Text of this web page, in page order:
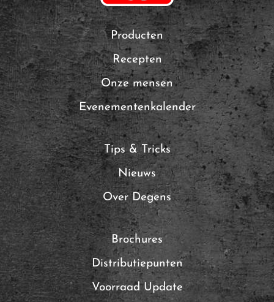
Producten
Recepten
Onze mensen
Evenementenkalender
Tips & Tricks
Nieuws
Over Degens
Brochures
Distributiepunten
Voorraad Update